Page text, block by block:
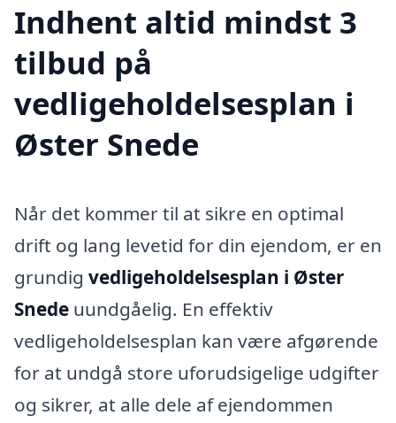
Indhent altid mindst 3
tilbud på
vedligeholdelsesplan i
Øster Snede
Når det kommer til at sikre en optimal
drift og lang levetid for din ejendom, er en
grundig vedligeholdelsesplan i Øster
Snede uundgåelig. En effektiv
vedligeholdelsesplan kan være afgørende
for at undgå store uforudsigelige udgifter
og sikrer, at alle dele af ejendommen